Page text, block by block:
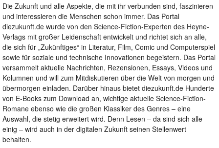
Die Zukunft und alle Aspekte, die mit ihr verbunden sind, faszinieren
und interessieren die Menschen schon immer. Das Portal
diezukunft.de wurde von den Science-Fiction-Experten des Heyne-
Verlags mit großer Leidenschaft entwickelt und richtet sich an alle,
die sich für „Zukünftiges“ in Literatur, Film, Comic und Computerspiel
sowie für soziale und technische Innovationen begeistern. Das Portal
versammelt aktuelle Nachrichten, Rezensionen, Essays, Videos und
Kolumnen und will zum Mitdiskutieren über die Welt von morgen und
übermorgen einladen. Darüber hinaus bietet diezukunft.de Hunderte
von E-Books zum Download an, wichtige aktuelle Science-Fiction-
Romane ebenso wie die großen Klassiker des Genres – eine
Auswahl, die stetig erweitert wird. Denn Lesen – da sind sich alle
einig – wird auch in der digitalen Zukunft seinen Stellenwert
behalten.